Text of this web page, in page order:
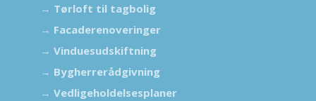
→ Tørloft til tagbolig
→ Facaderenoveringer
→Vinduesudskiftning
→ Bygherrerådgivning
→Vedligeholdelsesplaner